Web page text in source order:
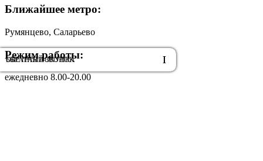
Ближайшее метро:
Румянцево, Саларьево
Режим работы:
ежедневно 8.00-20.00
ОБРАТНЫЙ ЗВОНОК
БЫСТРАЯ ПОКУПКА